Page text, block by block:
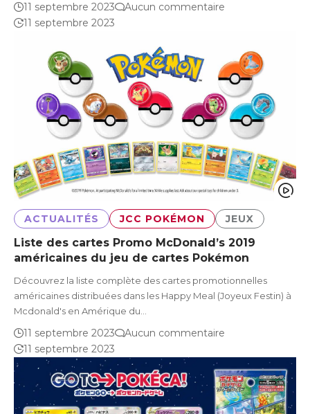
11 septembre 2023
Aucun commentaire
11 septembre 2023
ACTUALITÉS JCC POKÉMON JEUX
Liste des cartes Promo McDonald’s 2019
américaines du jeu de cartes Pokémon
Découvrez la liste complète des cartes promotionnelles
américaines distribuées dans les Happy Meal (Joyeux Festin) à
Mcdonald's en Amérique du…
11 septembre 2023
Aucun commentaire
11 septembre 2023